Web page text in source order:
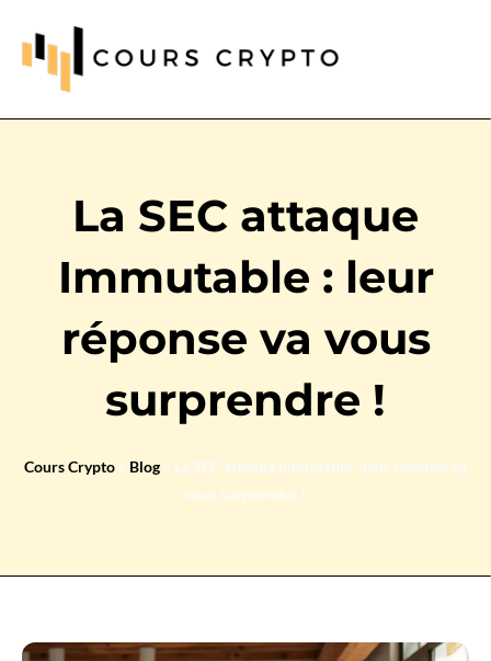
La SEC attaque
Immutable : leur
réponse va vous
surprendre !
Cours Crypto » Blog » La SEC attaque Immutable : leur réponse va
vous surprendre !